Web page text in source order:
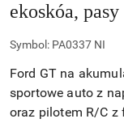
ekoskóa,
Symbol: PA0337 NI
Ford GT na
sportowe auto z
oraz pilotem R/C z